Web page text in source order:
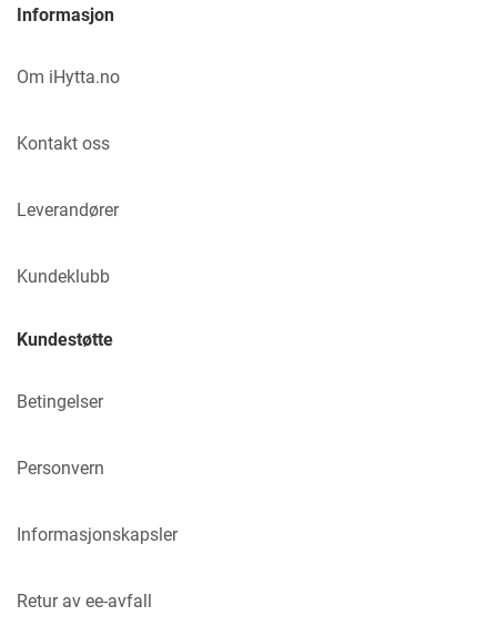
Informasjon
Om iHytta.no
Kontakt oss
Leverandører
Kundeklubb
Kundestøtte
Betingelser
Personvern
Informasjonskapsler
Retur av ee-avfall